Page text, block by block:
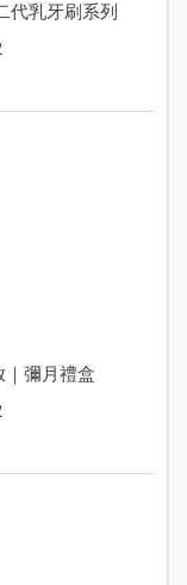
代乳牙刷系列
｜彌月禮盒